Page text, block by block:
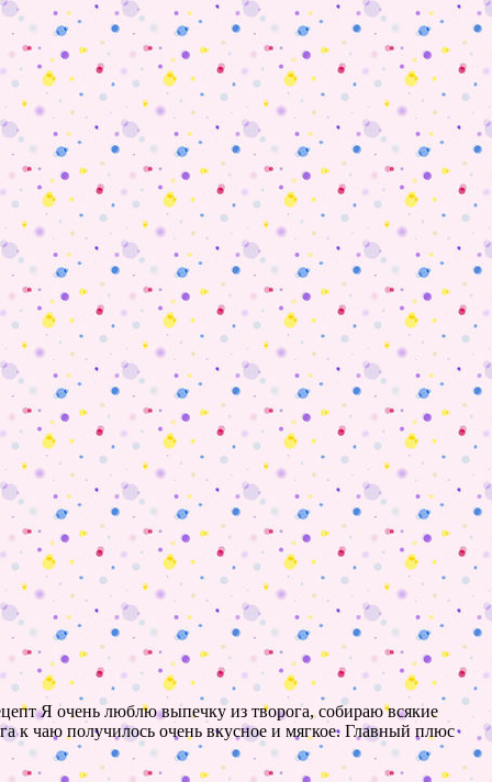
Я очень люблю выпечку из творога, собираю всякие
к чаю получилось очень вкусное и мягкое. Главный плюс